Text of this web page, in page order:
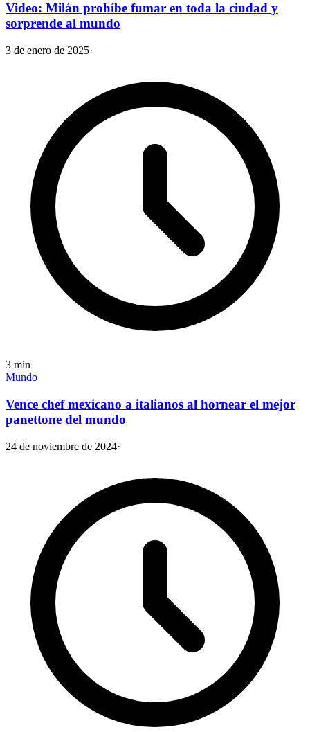
Video: Milán prohíbe fumar en toda la ciudad y
sorprende al mundo
3 de enero de 2025·
3 min
Mundo
Vence chef mexicano a italianos al hornear el mejor
panettone del mundo
24 de noviembre de 2024·